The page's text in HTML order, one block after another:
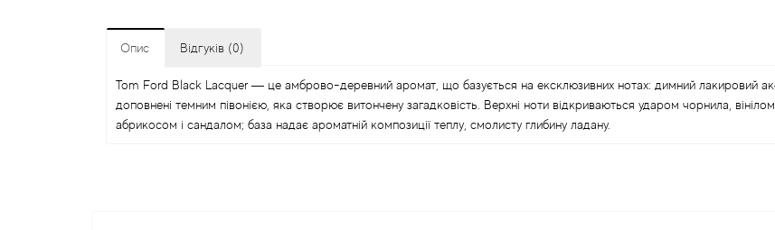
Опис Відгуків (0)
Tom Ford Black Lacquer — це амброво-деревний аромат, що базується на ексклюзивних нотах: димний лакировий
доповнені темним півонією, яка створює витончену загадковість. Верхні ноти відкриваються ударом чорнила,
абрикосом і сандалом; база надає ароматній композиції теплу, смолисту глибину ладану.